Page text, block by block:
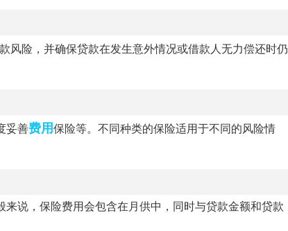
风险，并确保贷款在发生意外情况或借款人无力偿还时仍
妥善费用保险等。不同种类的保险适用于不同的风险情
说，保险费用会包含在月供中，同时与贷款金额和贷款